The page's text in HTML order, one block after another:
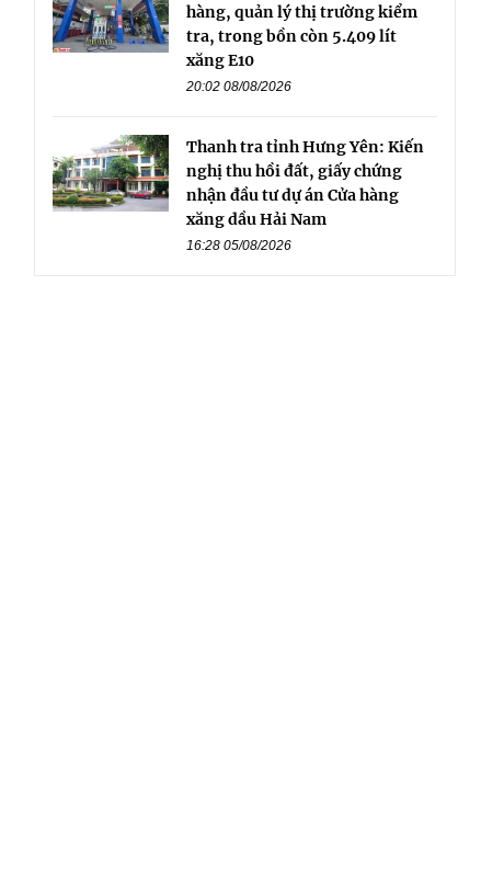
hàng, quản lý thị trường kiểm
tra, trong bồn còn 5.409 lít
xăng E10
20:02 08/08/2026
Thanh tra tỉnh Hưng Yên: Kiến
nghị thu hồi đất, giấy chứng
nhận đầu tư dự án Cửa hàng
xăng dầu Hải Nam
16:28 05/08/2026